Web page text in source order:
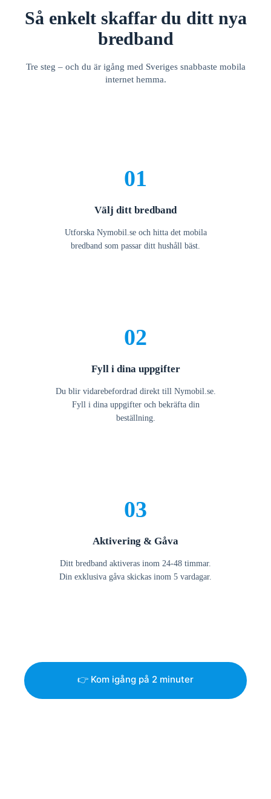
Så enkelt skaffar du ditt nya
bredband
Tre steg – och du är igång med Sveriges snabbaste mobila
internet hemma.
01
Välj ditt bredband
Utforska Nymobil.se och hitta det mobila
bredband som passar ditt hushåll bäst.
02
Fyll i dina uppgifter
Du blir vidarebefordrad direkt till Nymobil.se.
Fyll i dina uppgifter och bekräfta din
beställning.
03
Aktivering & Gåva
Ditt bredband aktiveras inom 24-48 timmar.
Din exklusiva gåva skickas inom 5 vardagar.
👉 Kom igång på 2 minuter